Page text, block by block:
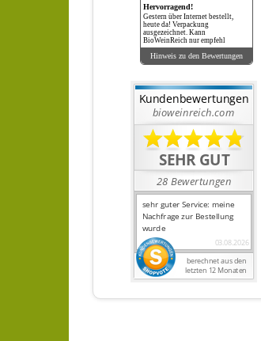
Hervorragend!
Gestern über Internet bestellt,
heute da! Verpackung
ausgezeichnet. Kann
BioWeinReich nur empfehl
Hinweis zu den Bewertungen